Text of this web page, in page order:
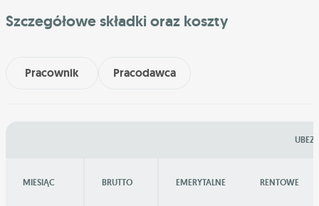
Szczegółowe składki oraz koszty
Pracownik Pracodawca
MIESIĄC BRUTTO EMERYTALNE RENTOWE